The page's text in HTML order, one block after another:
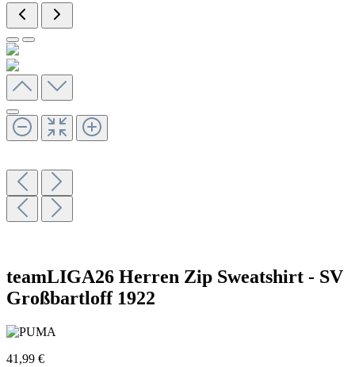
teamLIGA26 Herren Zip Sweatshirt - SV
Großbartloff 1922
41,99 €